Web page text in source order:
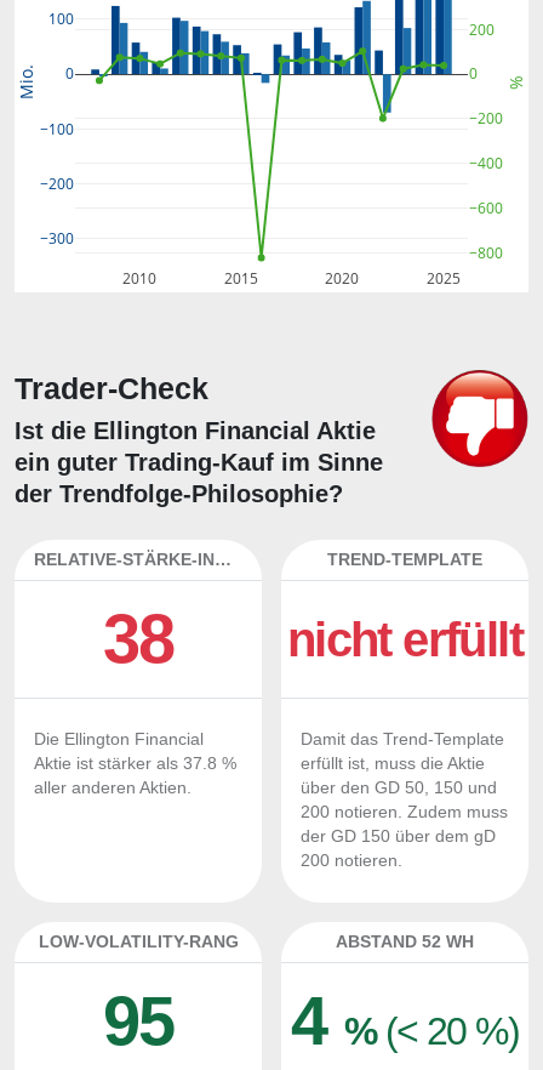
2010 2015 2020 2025
−300
−200
−100
0
100
−800
−600
−400
−200
0
200
Mio. %
Trader-Check
Ist die Ellington Financial Aktie
ein guter Trading-Kauf im Sinne
der Trendfolge-Philosophie?
RELATIVE-STÄRKE-INDEX
38
Die Ellington Financial
Aktie ist stärker als 37.8 %
aller anderen Aktien.
TREND-TEMPLATE
nicht erfüllt
Damit das Trend-Template
erfüllt ist, muss die Aktie
über den GD 50, 150 und
200 notieren. Zudem muss
der GD 150 über dem gD
200 notieren.
LOW-VOLATILITY-RANG
95
ABSTAND 52 WH
4 % (< 20 %)